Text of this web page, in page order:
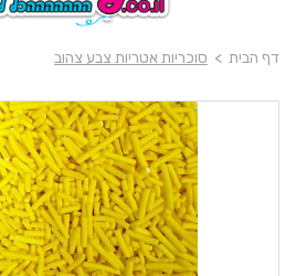
דף הבית > סוכריות אטריות צבע צהוב